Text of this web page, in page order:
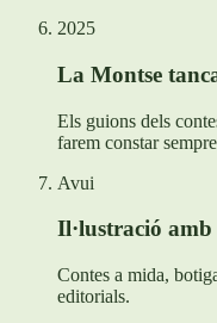
2025
La Montse
Els guions dels
farem constar
Avui
Il·lustració
Contes a mida,
editorials.